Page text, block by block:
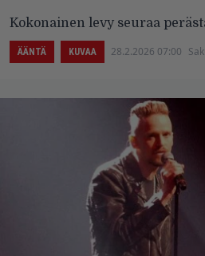
Kokonainen levy seuraa
ÄÄNTÄ KUVAA 28.2.2026 07:00